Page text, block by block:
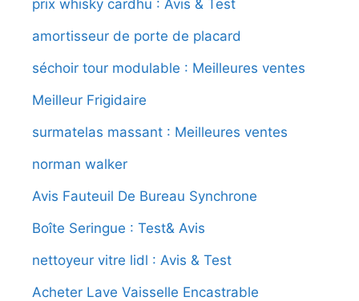
prix whisky cardhu : Avis & Test
amortisseur de porte de placard
séchoir tour modulable : Meilleures ventes
Meilleur Frigidaire
surmatelas massant : Meilleures ventes
norman walker
Avis Fauteuil De Bureau Synchrone
Boîte Seringue : Test& Avis
nettoyeur vitre lidl : Avis & Test
Acheter Lave Vaisselle Encastrable